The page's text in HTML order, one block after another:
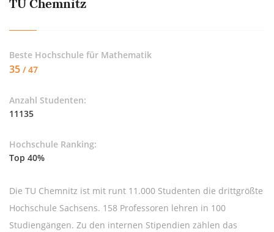
TU Chemnitz
Beste Hochschule für Mathematik
35 / 47
Anzahl Studenten:
11135
Hochschule Ranking:
Top 40%
Die TU Chemnitz ist mit runt 11.000 Studenten die drittgrößte
Hochschule Sachsens. 158 Professoren lehren in 100
Studiengängen. Zu den internen Stipendien zählen das